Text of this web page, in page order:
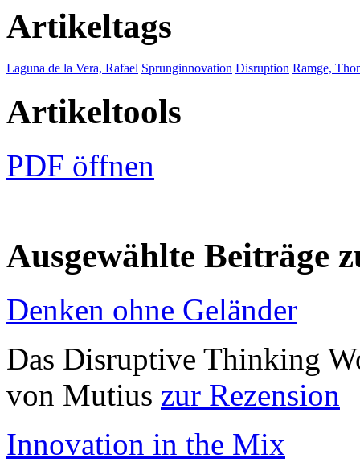
Artikeltags
Laguna de la Vera, Rafael Sprunginnovation Disruption Ramge,
Artikeltools
PDF öffnen
Ausgewählte Beiträge
Denken ohne Geländer
Das Disruptive Thinking
von Mutius zur Rezension
Innovation in the Mix